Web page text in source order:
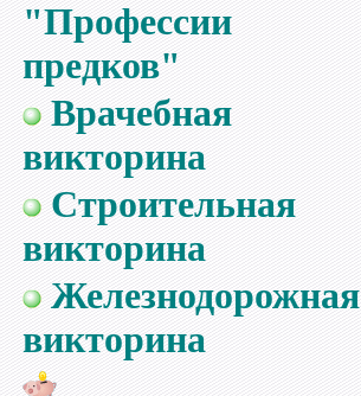
"Профессии
предков"
Врачебная
викторина
Строительная
викторина
Железнодорожная
викторина